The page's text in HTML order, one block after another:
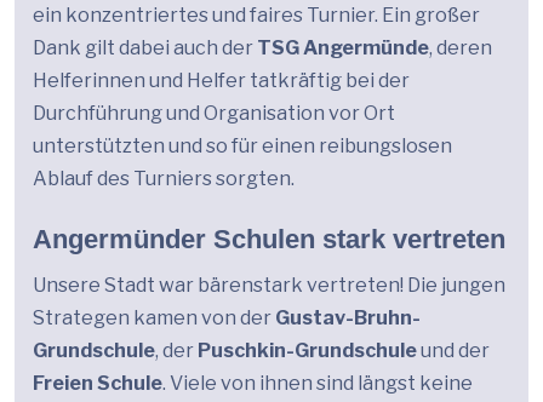
ein konzentriertes und faires Turnier. Ein großer
Dank gilt dabei auch der TSG Angermünde, deren
Helferinnen und Helfer tatkräftig bei der
Durchführung und Organisation vor Ort
unterstützten und so für einen reibungslosen
Ablauf des Turniers sorgten.
Angermünder Schulen stark vertreten
Unsere Stadt war bärenstark vertreten! Die jungen
Strategen kamen von der Gustav-Bruhn-
Grundschule, der Puschkin-Grundschuleund der
Freien Schule. Viele von ihnen sind längst keine